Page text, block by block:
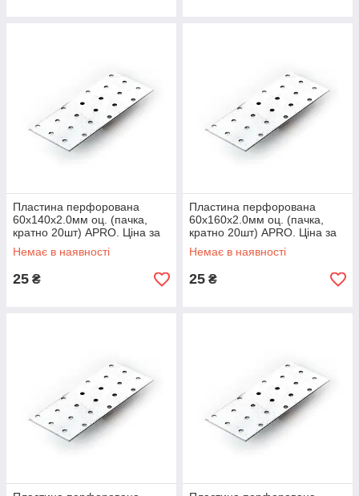
Пластина перфорована
60х140х2.0мм оц. (пачка,
кратно 20шт) APRO. Ціна за
1шт. Кратно пачці
Немає в наявності
25 ₴
Пластина перфорована
60х160х2.0мм оц. (пачка,
кратно 20шт) APRO. Ціна за
1шт. Кратно пачці
Немає в наявності
25 ₴